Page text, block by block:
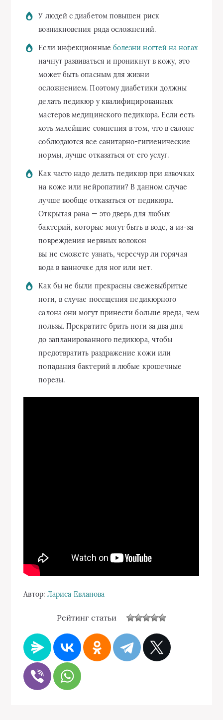
У людей с диабетом повышен риск
возникновения ряда осложнений.
Если инфекционные болезни ногтей на ногах
начнут развиваться и проникнут в кожу, это
может быть опасным для жизни
осложнением. Поэтому диабетики должны
делать педикюр у квалифицированных
мастеров медицинского педикюра. Если есть
хоть малейшие сомнения в том, что в салоне
соблюдаются все санитарно-гигиенические
нормы, лучше отказаться от его услуг.
Как часто надо делать педикюр при язвочках
на коже или нейропатии? В данном случае
лучше вообще отказаться от педикюра.
Открытая рана — это дверь для любых
бактерий, которые могут быть в воде, а из-за
повреждения нервных волокон
вы не сможете узнать, чересчур ли горячая
вода в ванночке для ног или нет.
Как бы не были прекрасны свежевыбритые
ноги, в случае посещения педикюрного
салона они могут принести больше вреда, чем
пользы. Прекратите брить ноги за два дня
до запланированного педикюра, чтобы
предотвратить раздражение кожи или
попадания бактерий в любые крошечные
порезы.
Автор: Лариса Евланова
Рейтинг статьи